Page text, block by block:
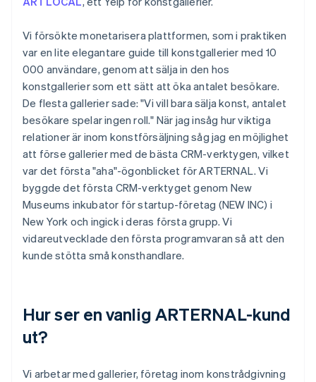
Vi försökte monetarisera plattformen, som i praktiken
var en lite elegantare guide till konstgallerier med 10
000 användare, genom att sälja in den hos
konstgallerier som ett sätt att öka antalet besökare.
De flesta gallerier sade: "Vi vill bara sälja konst, antalet
besökare spelar ingen roll." När jag insåg hur viktiga
relationer är inom konstförsäljning såg jag en möjlighet
att förse gallerier med de bästa CRM-verktygen, vilket
var det första "aha"-ögonblicket för ARTERNAL. Vi
byggde det första CRM-verktyget genom New
Museums inkubator för startup-företag (NEW INC) i
New York och ingick i deras första grupp. Vi
vidareutvecklade den första programvaran så att den
kunde stötta små konsthandlare.
Hur ser en vanlig ARTERNAL-kund
ut?
Vi arbetar med gallerier, företag inom konstrådgivning